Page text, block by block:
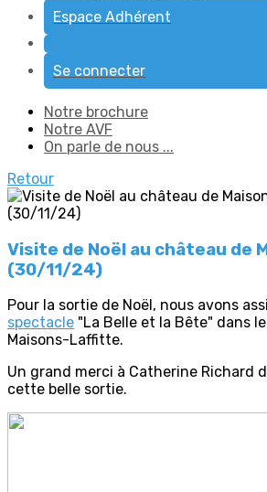
Espace Adhérent
Se connecter
Notre brochure
Notre AVF
On parle de nous ...
Retour
Visite de Noël au château de
(30/11/24)
Pour la sortie de Noël, nous avons
spectacle "La Belle et la Bête" dans
Maisons-Laffitte.
Un grand merci à Catherine Richard
cette belle sortie.